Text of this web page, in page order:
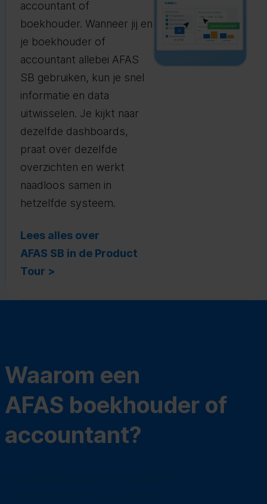
accountant of
boekhouder. Wanneer jij en
je boekhouder of
accountant allebei AFAS
SB gebruiken, kun je snel
informatie en data
uitwisselen. Je kijkt naar
dezelfde dashboards,
praat over dezelfde
overzichten en werkt
naadloos samen in
hetzelfde systeem.
Lees alles over
AFAS SB in de Product
Tour >
Waarom een
AFAS boekhouder of
accountant?